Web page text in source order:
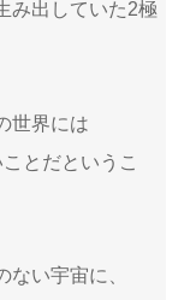
み出していた2極
世界には
とだというこ
い宇宙に、